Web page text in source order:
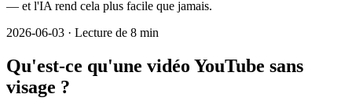
— et l'IA rend cela plus facile que jamais.
2026-06-03 · Lecture de 8 min
Qu'est-ce qu'une vidéo YouTube sans
visage ?